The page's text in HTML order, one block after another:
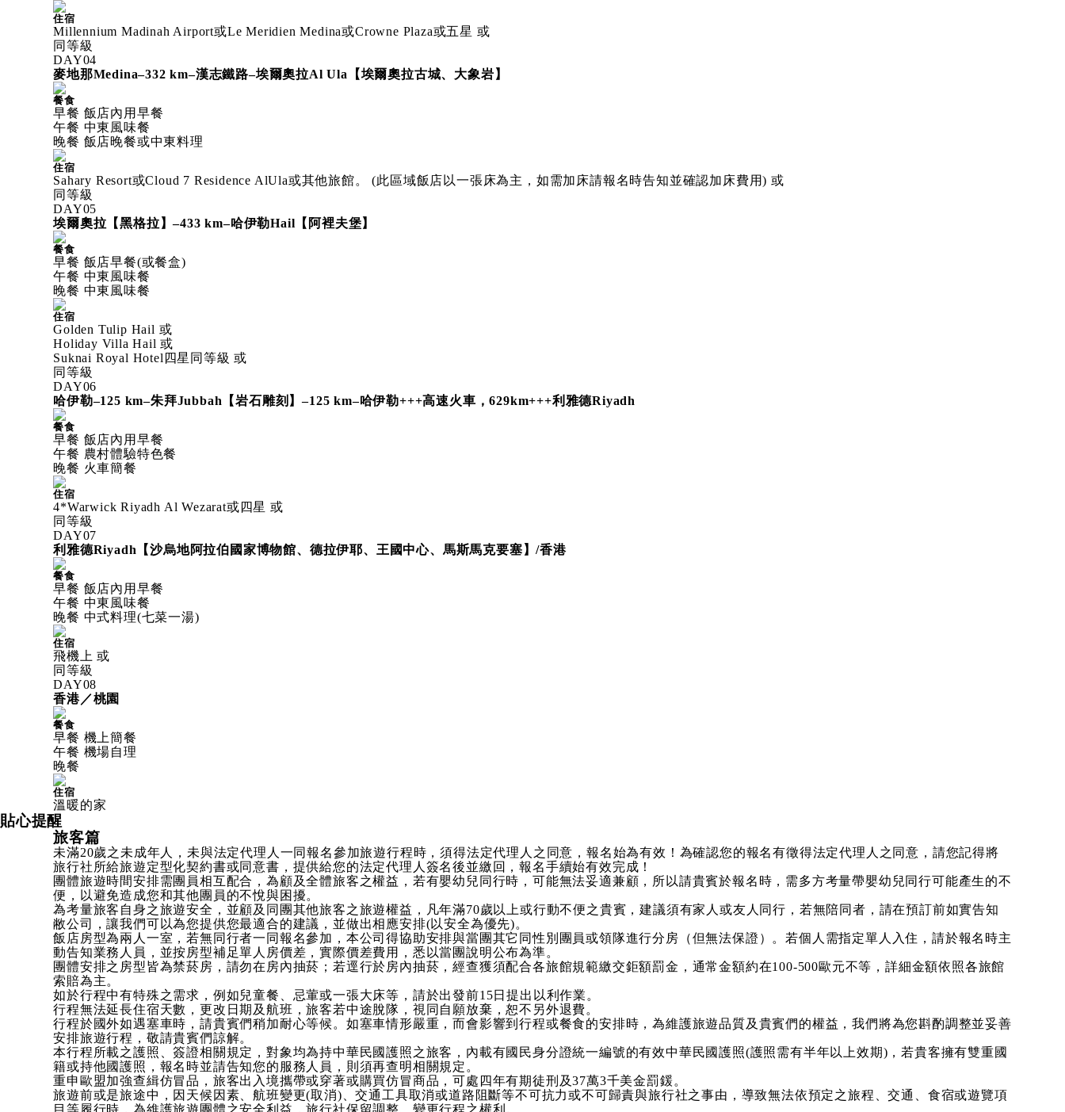
住宿
Millennium Madinah Airport或Le Meridien Medina或Crowne Plaza或五星 或
同等級
DAY04
麥地那Medina–332 km–漢志鐵路–埃爾奧拉Al Ula【埃爾奧拉古城、大象岩】
餐食
早餐 飯店內用早餐
午餐 中東風味餐
晚餐 飯店晚餐或中東料理
住宿
Sahary Resort或Cloud 7 Residence AlUla或其他旅館。 (此區域飯店以一張床為主，如需加床請報名時告知並確認加床費用) 或
同等級
DAY05
埃爾奧拉【黑格拉】–433 km–哈伊勒Hail【阿裡夫堡】
餐食
早餐 飯店早餐(或餐盒)
午餐 中東風味餐
晚餐 中東風味餐
住宿
Golden Tulip Hail 或
Holiday Villa Hail 或
Suknai Royal Hotel四星同等級 或
同等級
DAY06
哈伊勒–125 km–朱拜Jubbah【岩石雕刻】–125 km–哈伊勒+++高速火車，629km+++利雅德Riyadh
餐食
早餐 飯店內用早餐
午餐 農村體驗特色餐
晚餐 火車簡餐
住宿
4*Warwick Riyadh Al Wezarat或四星 或
同等級
DAY07
利雅德Riyadh【沙烏地阿拉伯國家博物館、德拉伊耶、王國中心、馬斯馬克要塞】/香港
餐食
早餐 飯店內用早餐
午餐 中東風味餐
晚餐 中式料理(七菜一湯)
住宿
飛機上 或
同等級
DAY08
香港／桃園
餐食
早餐 機上簡餐
午餐 機場自理
晚餐
住宿
溫暖的家
貼心提醒
旅客篇
未滿20歲之未成年人，未與法定代理人一同報名參加旅遊行程時，須得法定代理人之同意，報名始為有效！為確認您的報名有徵得法定代理人之同意，請您記得將
旅行社所給旅遊定型化契約書或同意書，提供給您的法定代理人簽名後並繳回，報名手續始有效完成！
團體旅遊時間安排需團員相互配合，為顧及全體旅客之權益，若有嬰幼兒同行時，可能無法妥適兼顧，所以請貴賓於報名時，需多方考量帶嬰幼兒同行可能產生的不
便，以避免造成您和其他團員的不悅與困擾。
為考量旅客自身之旅遊安全，並顧及同團其他旅客之旅遊權益，凡年滿70歲以上或行動不便之貴賓，建議須有家人或友人同行，若無陪同者，請在預訂前如實告知
敝公司，讓我們可以為您提供您最適合的建議，並做出相應安排(以安全為優先)。
飯店房型為兩人一室，若無同行者一同報名參加，本公司得協助安排與當團其它同性別團員或領隊進行分房（但無法保證）。若個人需指定單人入住，請於報名時主
動告知業務人員，並按房型補足單人房價差，實際價差費用，悉以當團說明公布為準。
團體安排之房型皆為禁菸房，請勿在房內抽菸；若逕行於房內抽菸，經查獲須配合各旅館規範繳交鉅額罰金，通常金額約在100-500歐元不等，詳細金額依照各旅館
索賠為主。
如於行程中有特殊之需求，例如兒童餐、忌葷或一張大床等，請於出發前15日提出以利作業。
行程無法延長住宿天數，更改日期及航班，旅客若中途脫隊，視同自願放棄，恕不另外退費。
行程於國外如遇塞車時，請貴賓們稍加耐心等候。如塞車情形嚴重，而會影響到行程或餐食的安排時，為維護旅遊品質及貴賓們的權益，我們將為您斟酌調整並妥善
安排旅遊行程，敬請貴賓們諒解。
本行程所載之護照、簽證相關規定，對象均為持中華民國護照之旅客，內載有國民身分證統一編號的有效中華民國護照(護照需有半年以上效期)，若貴客擁有雙重國
籍或持他國護照，報名時並請告知您的服務人員，則須再查明相關規定。
重申歐盟加強查緝仿冒品，旅客出入境攜帶或穿著或購買仿冒商品，可處四年有期徒刑及37萬3千美金罰鍰。
旅遊前或是旅途中，因天候因素、航班變更(取消)、交通工具取消或道路阻斷等不可抗力或不可歸責與旅行社之事由，導致無法依預定之旅程、交通、食宿或遊覽項
目等履行時，為維護旅遊團體之安全利益，旅行社保留調整、變更行程之權利。